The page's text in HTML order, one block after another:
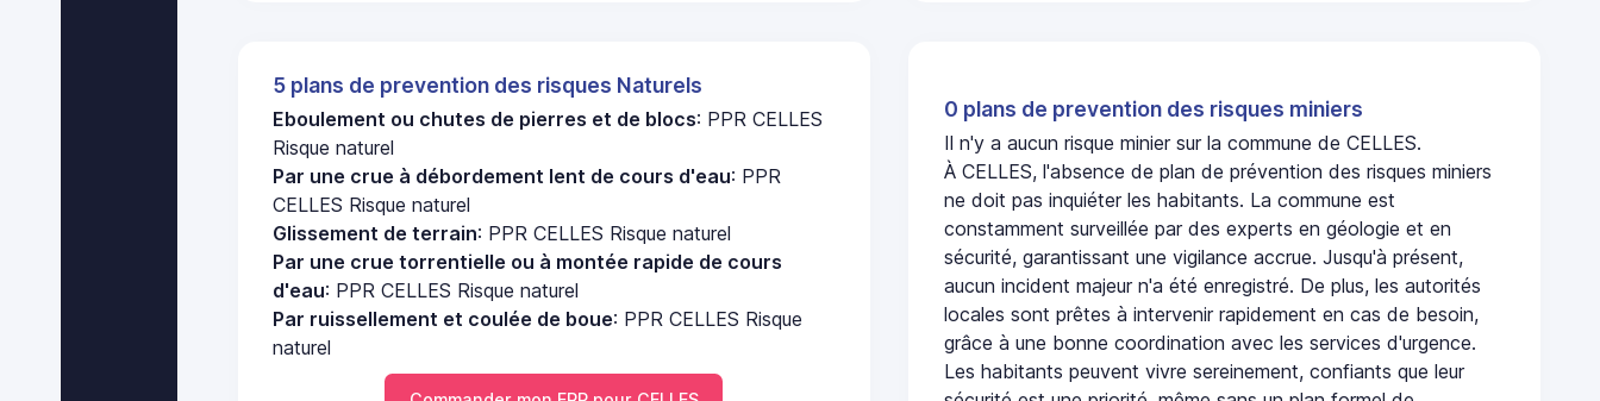
5 plans de prevention des risques Naturels
Eboulement ou chutes de pierres et de blocs: PPR CELLES
Risque naturel
Par une crue à débordement lent de cours d'eau: PPR
CELLES Risque naturel
Glissement de terrain: PPR CELLES Risque naturel
Par une crue torrentielle ou à montée rapide de cours
d'eau: PPR CELLES Risque naturel
Par ruissellement et coulée de boue: PPR CELLES Risque
naturel
0 plans de prevention des risques miniers
Il n'y a aucun risque minier sur la commune de CELLES.
À CELLES, l'absence de plan de prévention des risques miniers
ne doit pas inquiéter les habitants. La commune est
constamment surveillée par des experts en géologie et en
sécurité, garantissant une vigilance accrue. Jusqu'à présent,
aucun incident majeur n'a été enregistré. De plus, les autorités
locales sont prêtes à intervenir rapidement en cas de besoin,
grâce à une bonne coordination avec les services d'urgence.
Les habitants peuvent vivre sereinement, confiants que leur